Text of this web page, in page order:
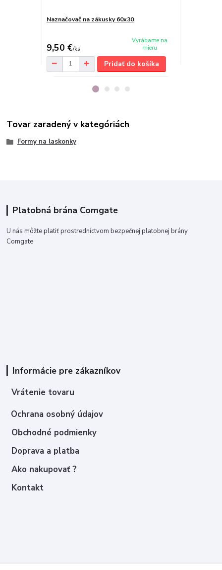
Naznačovač na zákusky 60x30
9,50 €/ks
Vyrábame na
mieru
Pridať do košíka
Tovar zaradený v kategóriách
Formy na laskonky
Platobná brána Comgate
U nás môžte platiť prostredníctvom bezpečnej platobnej brány
Comgate
Informácie pre zákazníkov
Vrátenie tovaru
Ochrana osobný údajov
Obchodné podmienky
Doprava a platba
Ako nakupovať ?
Kontakt